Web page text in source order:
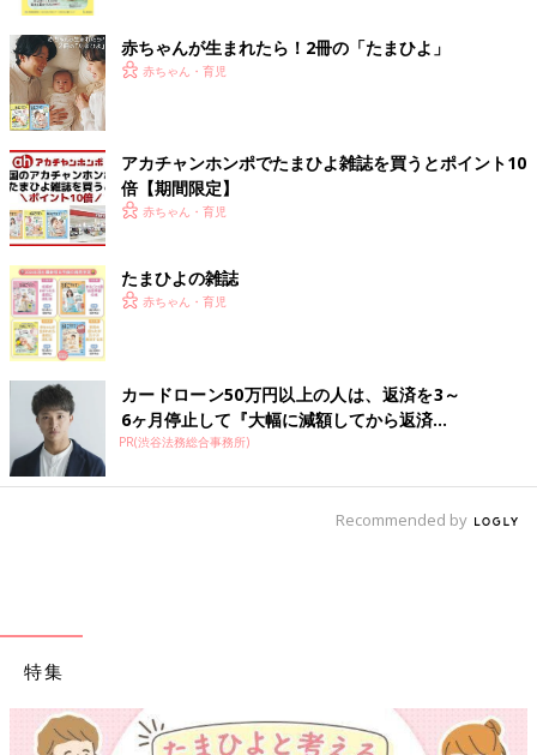
バルーンシルエットが大人可愛いストライプ柄シャ
ツ
赤ちゃんが生まれたら！2冊の「たまひよ」
赤ちゃん・育児
アカチャンホンポでたまひよ雑誌を買うとポイント10
倍【期間限定】
赤ちゃん・育児
たまひよの雑誌
赤ちゃん・育児
カードローン50万円以上の人は、返済を3～
6ヶ月停止して『大幅に減額してから返済...
PR(渋谷法務総合事務所)
Recommended by
特集